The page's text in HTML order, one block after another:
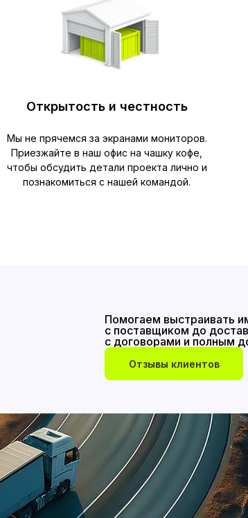
Открытость и честность
Мы не прячемся за экранами мониторов.
Приезжайте в наш офис на чашку кофе,
чтобы обсудить детали проекта лично и
познакомиться с нашей командой.
Помогаем выстраивать
с поставщиком до
с договорами и полным
Отзывы клиентов